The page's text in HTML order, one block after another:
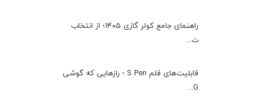
راهنمای جامع کولر گازی ۱۴۰۵؛ از انتخاب
ت...
قابلیت‌های قلم S Pen ؛ رازهایی که گوشی
G...